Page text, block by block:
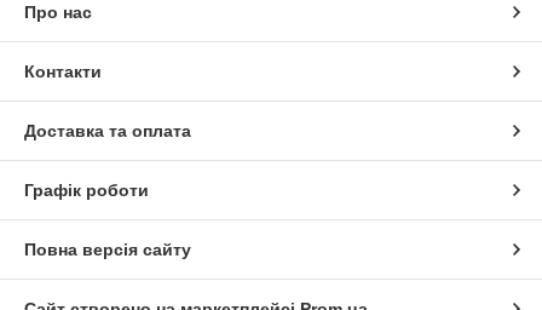
Про нас
Контакти
Доставка та оплата
Графік роботи
Повна версія сайту